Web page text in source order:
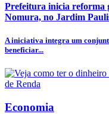
Prefeitura inicia reforma
Nomura, no Jardim
A iniciativa integra um
beneficiar...
Economia